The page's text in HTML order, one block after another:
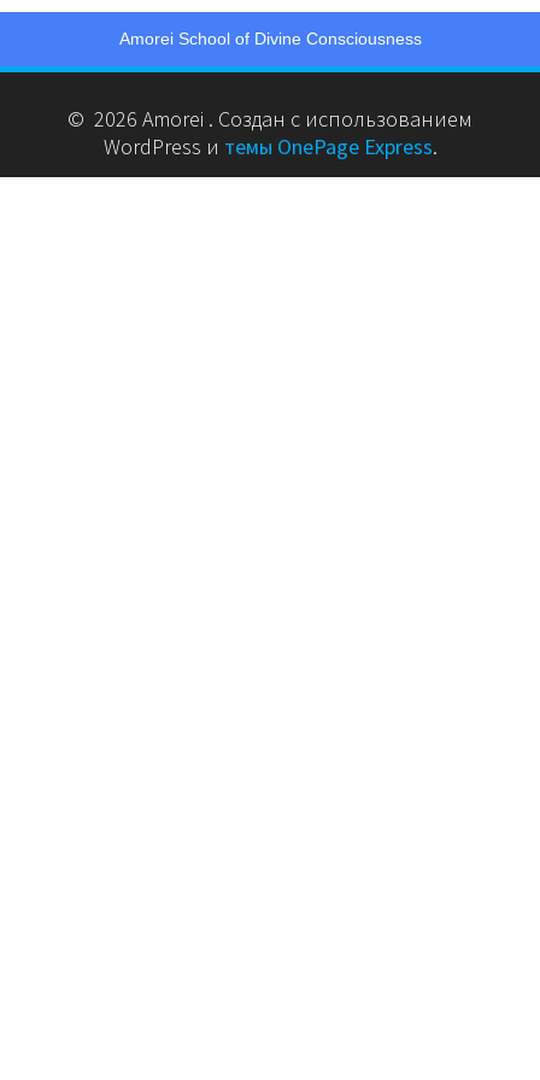
Amorei School of Divine Consciousness
© 2026 Amorei . Создан с использованием
WordPress и темы OnePage Express.